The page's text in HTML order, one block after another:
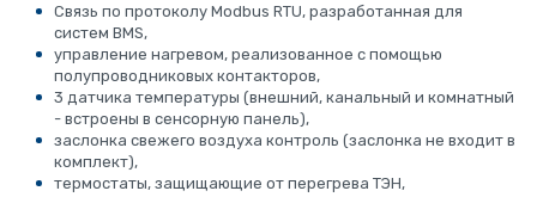
Связь по протоколу Modbus RTU, разработанная для
систем BMS,
управление нагревом, реализованное с помощью
полупроводниковых контакторов,
3 датчика температуры (внешний, канальный и комнатный
- встроены в сенсорную панель),
заслонка свежего воздуха контроль (заслонка не входит в
комплект),
термостаты, защищающие от перегрева ТЭН,